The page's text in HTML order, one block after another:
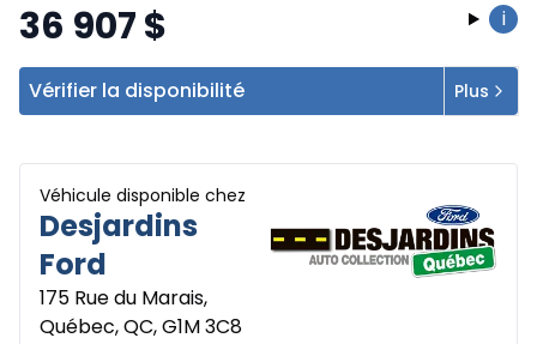
36 907$ i
Vérifier la disponibilité Plus
Véhicule disponible chez
Desjardins
Ford
175 Rue du Marais,
Québec, QC, G1M 3C8